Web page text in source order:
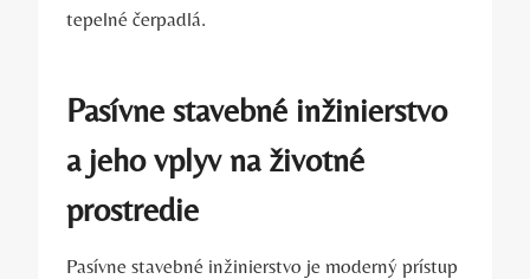
tepelné čerpadlá.
Pasívne stavebné inžinierstvo
a jeho vplyv na životné
prostredie
Pasívne stavebné inžinierstvo je moderný prístup